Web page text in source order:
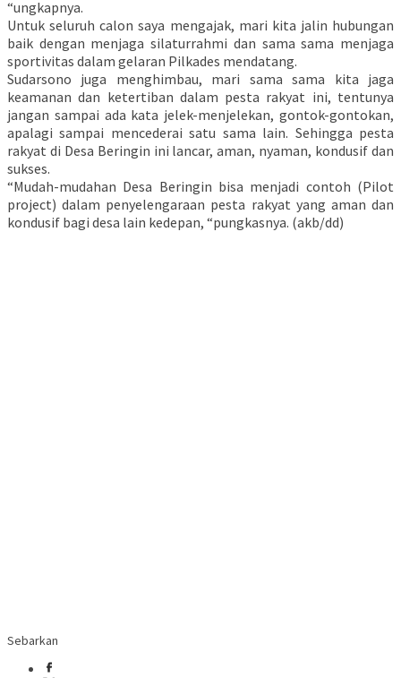
“ungkapnya.
Untuk seluruh calon saya mengajak, mari kita jalin hubungan
baik dengan menjaga silaturrahmi dan sama sama menjaga
sportivitas dalam gelaran Pilkades mendatang.
Sudarsono juga menghimbau, mari sama sama kita jaga
keamanan dan ketertiban dalam pesta rakyat ini, tentunya
jangan sampai ada kata jelek-menjelekan, gontok-gontokan,
apalagi sampai mencederai satu sama lain. Sehingga pesta
rakyat di Desa Beringin ini lancar, aman, nyaman, kondusif dan
sukses.
“Mudah-mudahan Desa Beringin bisa menjadi contoh (Pilot
project) dalam penyelengaraan pesta rakyat yang aman dan
kondusif bagi desa lain kedepan, “pungkasnya. (akb/dd)
Sebarkan